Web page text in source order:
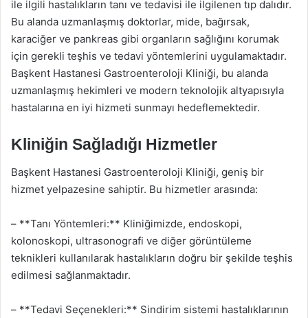
ile ilgili hastalıkların tanı ve tedavisi ile ilgilenen tıp dalıdır.
Bu alanda uzmanlaşmış doktorlar, mide, bağırsak,
karaciğer ve pankreas gibi organların sağlığını korumak
için gerekli teşhis ve tedavi yöntemlerini uygulamaktadır.
Başkent Hastanesi Gastroenteroloji Kliniği, bu alanda
uzmanlaşmış hekimleri ve modern teknolojik altyapısıyla
hastalarına en iyi hizmeti sunmayı hedeflemektedir.
Kliniğin Sağladığı Hizmetler
Başkent Hastanesi Gastroenteroloji Kliniği, geniş bir
hizmet yelpazesine sahiptir. Bu hizmetler arasında:
– **Tanı Yöntemleri:** Kliniğimizde, endoskopi,
kolonoskopi, ultrasonografi ve diğer görüntüleme
teknikleri kullanılarak hastalıkların doğru bir şekilde teşhis
edilmesi sağlanmaktadır.
– **Tedavi Seçenekleri:** Sindirim sistemi hastalıklarının